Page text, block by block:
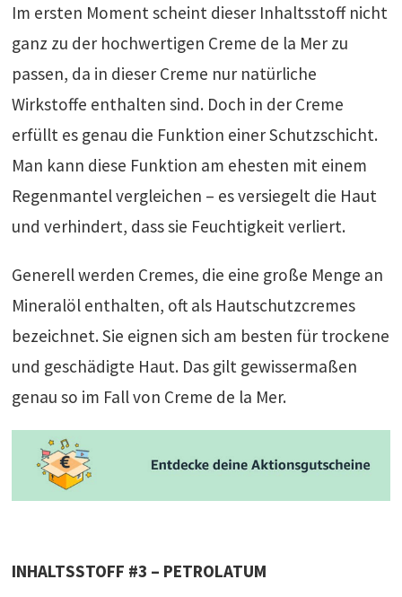
Im ersten Moment scheint dieser Inhaltsstoff nicht
ganz zu der hochwertigen Creme de la Mer zu
passen, da in dieser Creme nur natürliche
Wirkstoffe enthalten sind. Doch in der Creme
erfüllt es genau die Funktion einer Schutzschicht.
Man kann diese Funktion am ehesten mit einem
Regenmantel vergleichen – es versiegelt die Haut
und verhindert, dass sie Feuchtigkeit verliert.
Generell werden Cremes, die eine große Menge an
Mineralöl enthalten, oft als Hautschutzcremes
bezeichnet. Sie eignen sich am besten für trockene
und geschädigte Haut. Das gilt gewissermaßen
genau so im Fall von Creme de la Mer.
INHALTSSTOFF #3 – PETROLATUM